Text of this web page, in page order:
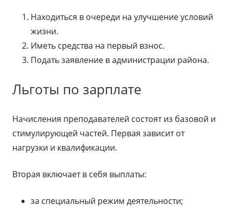
Находиться в очереди на улучшение условий
жизни.
Иметь средства на первый взнос.
Подать заявление в администрации района.
Льготы по зарплате
Начисления преподавателей состоят из базовой и
стимулирующей частей. Первая зависит от
нагрузки и квалификации.
Вторая включает в себя выплаты:
за специальный режим деятельности;